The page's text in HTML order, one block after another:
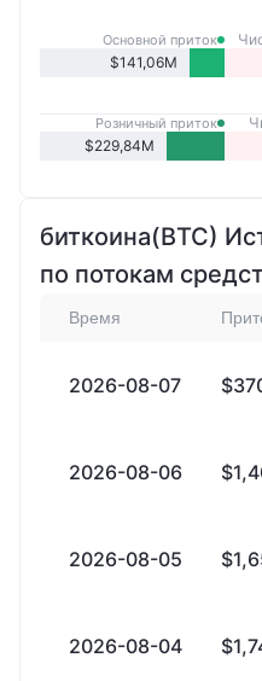
Основной приток
$141,06M
Розничный приток
$229,84M
биткоина(BTC)
по потокам
Время
2026-08-07
2026-08-06
2026-08-05
2026-08-04